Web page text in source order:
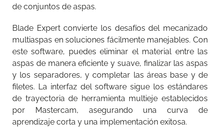
de conjuntos de aspas.
Blade Expert convierte los desafíos del mecanizado
multiaspas en soluciones fácilmente manejables. Con
este software, puedes eliminar el material entre las
aspas de manera eficiente y suave, finalizar las aspas
y los separadores, y completar las áreas base y de
filetes. La interfaz del software sigue los estándares
de trayectoria de herramienta multieje establecidos
por Mastercam, asegurando una curva de
aprendizaje corta y una implementación exitosa.